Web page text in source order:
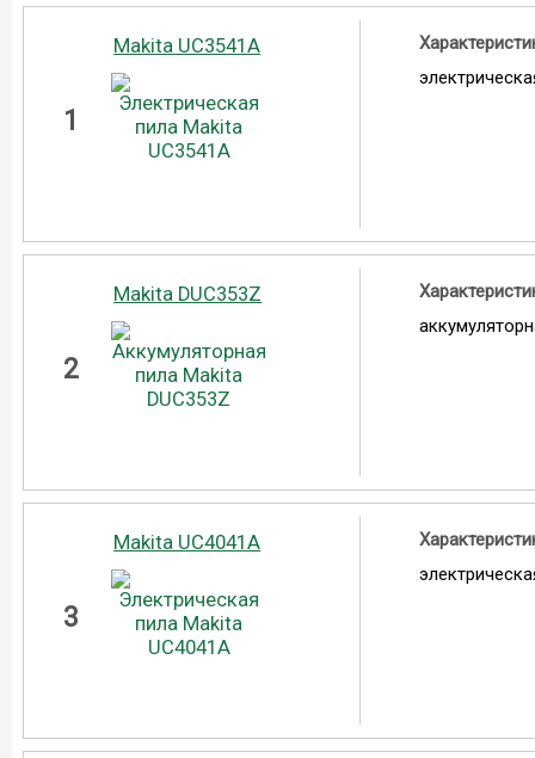
1
Makita UC3541A
2
Makita DUC353Z
3
Makita UC4041A